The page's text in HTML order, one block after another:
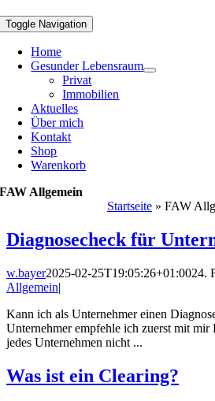
Toggle Navigation
Home
Gesunder Lebensraum
Privat
Immobilien
Aktuelles
Über mich
Kontakt
Shop
Warenkorb
FAW Allgemein
Startseite » FAW
Diagnosecheck für
w.bayer2025-02-25T19:05:26+01:0024.
Allgemein|
Kann ich als Unternehmer einen
Unternehmer empfehle ich zuerst mit
jedes Unternehmen nicht ...
Was ist ein Clearing?